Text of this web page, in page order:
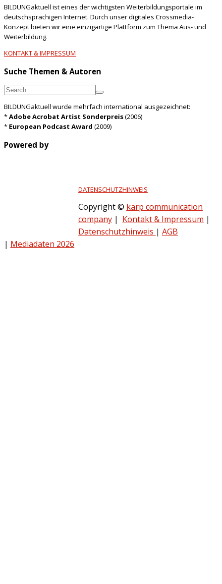
BILDUNGaktuell ist eines der wichtigsten Weiterbildungsportale im
deutschsprachigen Internet. Durch unser digitales Crossmedia-
Konzept bieten wir eine einzigartige Plattform zum Thema Aus- und
Weiterbildung.
KONTAKT & IMPRESSUM
Suche Themen & Autoren
BILDUNGaktuell wurde mehrfach international ausgezeichnet:
*Adobe Acrobat Artist Sonderpreis(2006)
* European Podcast Award (2009)
Powered by
DATENSCHUTZHINWEIS
Copyright © karp communication
company | Kontakt & Impressum |
Datenschutzhinweis | AGB
| Mediadaten 2026